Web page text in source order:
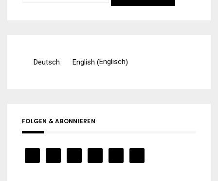
Deutsch English (Englisch)
FOLGEN & ABONNIEREN